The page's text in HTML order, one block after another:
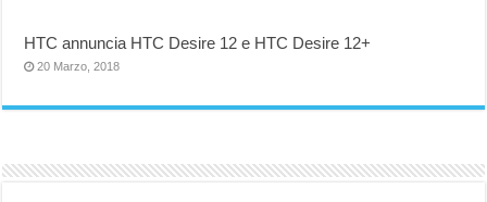
HTC annuncia HTC Desire 12 e HTC Desire 12+
20 Marzo, 2018